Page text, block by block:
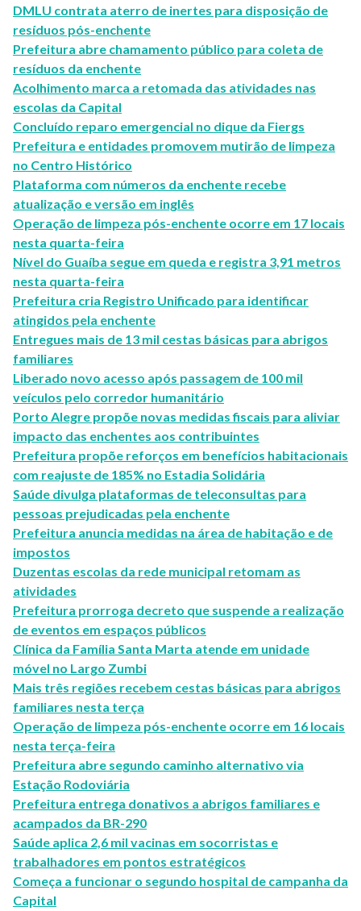
DMLU contrata aterro de inertes para disposição de
resíduos pós-enchente
Prefeitura abre chamamento público para coleta de
resíduos da enchente
Acolhimento marca a retomada das atividades nas
escolas da Capital
Concluído reparo emergencial no dique da Fiergs
Prefeitura e entidades promovem mutirão de limpeza
no Centro Histórico
Plataforma com números da enchente recebe
atualização e versão em inglês
Operação de limpeza pós-enchente ocorre em 17 locais
nesta quarta-feira
Nível do Guaíba segue em queda e registra 3,91 metros
nesta quarta-feira
Prefeitura cria Registro Unificado para identificar
atingidos pela enchente
Entregues mais de 13 mil cestas básicas para abrigos
familiares
Liberado novo acesso após passagem de 100 mil
veículos pelo corredor humanitário
Porto Alegre propõe novas medidas fiscais para aliviar
impacto das enchentes aos contribuintes
Prefeitura propõe reforços em benefícios habitacionais
com reajuste de 185% no Estadia Solidária
Saúde divulga plataformas de teleconsultas para
pessoas prejudicadas pela enchente
Prefeitura anuncia medidas na área de habitação e de
impostos
Duzentas escolas da rede municipal retomam as
atividades
Prefeitura prorroga decreto que suspende a realização
de eventos em espaços públicos
Clínica da Família Santa Marta atende em unidade
móvel no Largo Zumbi
Mais três regiões recebem cestas básicas para abrigos
familiares nesta terça
Operação de limpeza pós-enchente ocorre em 16 locais
nesta terça-feira
Prefeitura abre segundo caminho alternativo via
Estação Rodoviária
Prefeitura entrega donativos a abrigos familiares e
acampados da BR-290
Saúde aplica 2,6 mil vacinas em socorristas e
trabalhadores em pontos estratégicos
Começa a funcionar o segundo hospital de campanha da
Capital